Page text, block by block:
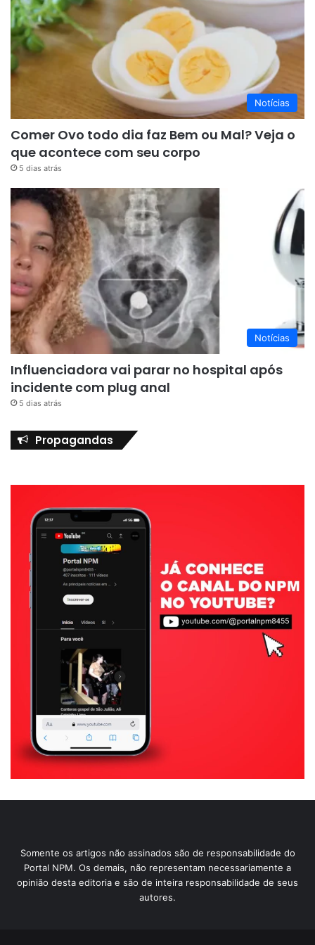
Notícias
Comer Ovo todo dia faz Bem ou Mal? Veja o
que acontece com seu corpo
5 dias atrás
Notícias
Influenciadora vai parar no hospital após
incidente com plug anal
5 dias atrás
Propagandas
Somente os artigos não assinados são de responsabilidade do
Portal NPM. Os demais, não representam necessariamente a
opinião desta editoria e são de inteira responsabilidade de seus
autores.